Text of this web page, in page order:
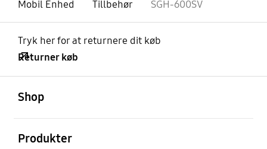
Mobil Enhed
Tillbehør SGH-600SV
Tryk her for at returnere dit køb
Returner køb
Shop
Produkter